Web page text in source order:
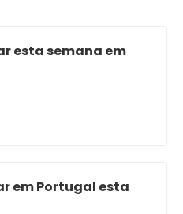
esta semana em
em Portugal esta